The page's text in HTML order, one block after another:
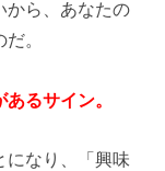
から、あなたの
。
るサイン。
になり、「興味